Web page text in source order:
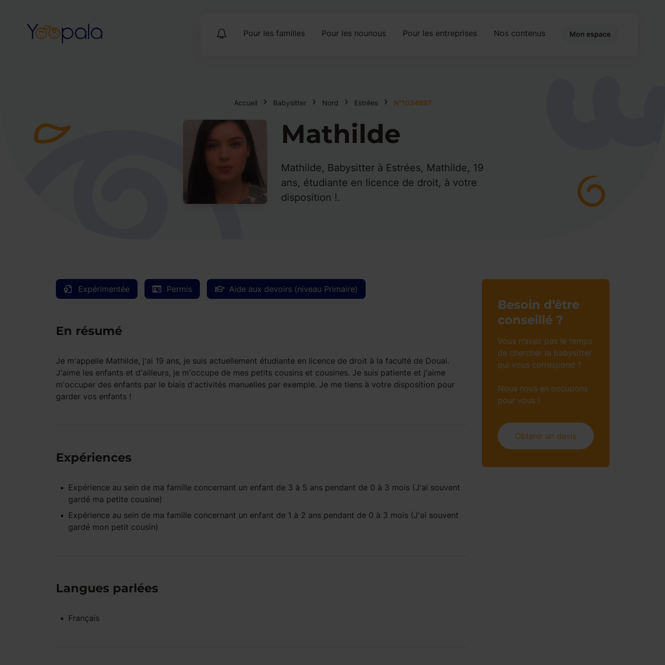
Pour les familles Pour les nounous Pour les entreprises Nos contenus Mon espace
Accueil Babysitter Nord Estrées N°1034697
Mathilde
Mathilde, Babysitter à Estrées, Mathilde, 19
ans, étudiante en licence de droit, à votre
disposition !.
Expérimentée Permis Aide aux devoirs (niveau Primaire)
En résumé
Je m'appelle Mathilde, j'ai 19 ans, je suis actuellement étudiante en licence de droit à la faculté de Douai.
J'aime les enfants et d'ailleurs, je m'occupe de mes petits cousins et cousines. Je suis patiente et j'aime
m'occuper des enfants par le biais d'activités manuelles par exemple. Je me tiens à votre disposition pour
garder vos enfants !
Expériences
Expérience au sein de ma familleconcernant un enfant de 3 à 5 anspendant de 0 à 3 mois(J'ai souvent
gardé ma petite cousine)
Expérience au sein de ma familleconcernant un enfant de 1 à 2 anspendant de 0 à 3 mois(J'ai souvent
gardé mon petit cousin)
Langues parlées
Français
Besoin d’être
conseillé ?
Vous n’avez pas le temps
de chercher la babysitter
qui vous correspond ?
Nous nous en occupons
pour vous !
Obtenir un devis